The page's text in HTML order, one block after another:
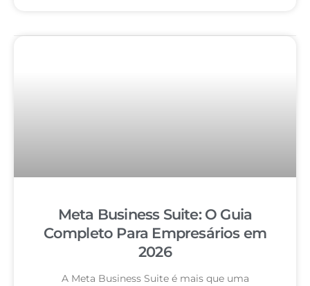
Meta Business Suite: O Guia
Completo Para Empresários em
2026
A Meta Business Suite é mais que uma